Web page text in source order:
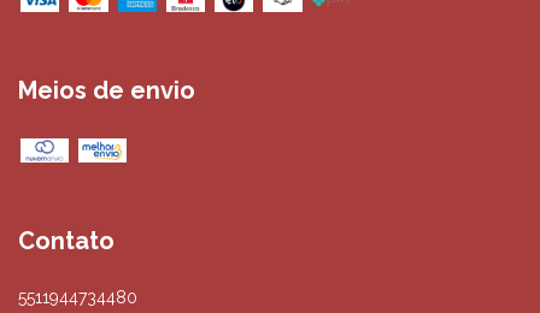
Meios de envio
Contato
5511944734480